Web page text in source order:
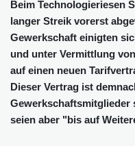
Beim Technologieriesen
langer Streik vorerst
Gewerkschaft einigten
und unter Vermittlung
auf einen neuen
Dieser Vertrag ist
Gewerkschaftsmitglieder
seien aber "bis auf